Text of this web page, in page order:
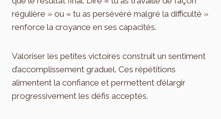
régulière » ou « tu as persévéré malgré la difficulté »
renforce la croyance en ses capacités.
Valoriser les petites victoires construit un sentiment
d’accomplissement graduel. Ces répétitions
alimentent la confiance et permettent d’élargir
progressivement les défis acceptés.